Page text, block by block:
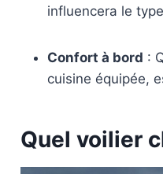
influencera le
Confort à bord :
cuisine équipée,
Quel voilier